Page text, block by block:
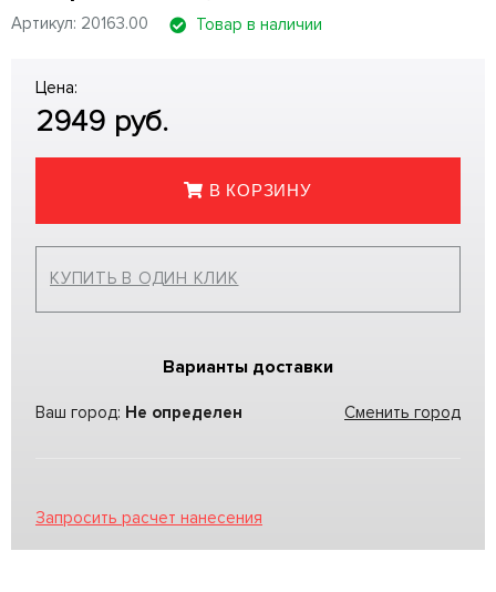
Артикул: 20163.00 Товар в наличии
Цена:
2949 руб.
В КОРЗИНУ
КУПИТЬ В ОДИН КЛИК
Варианты доставки
Ваш город: Не определен Сменить город
Запросить расчет нанесения